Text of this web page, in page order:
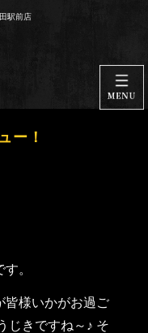
駅前店
ー！
。
皆様いかがお過ご
じきですね～♪ そ